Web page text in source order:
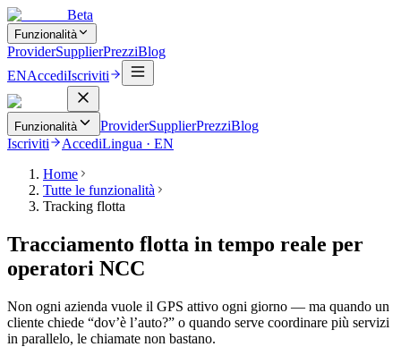
Beta
Funzionalità
ProviderSupplierPrezziBlog
ENAccediIscriviti
Funzionalità ProviderSupplierPrezziBlog
Iscriviti
AccediLingua · EN
Home
Tutte le funzionalità
Tracking flotta
Tracciamento flotta in tempo reale per
operatori NCC
Non ogni azienda vuole il GPS attivo ogni giorno — ma quando un
cliente chiede “dov’è l’auto?” o quando serve coordinare più servizi
in parallelo, le chiamate non bastano.